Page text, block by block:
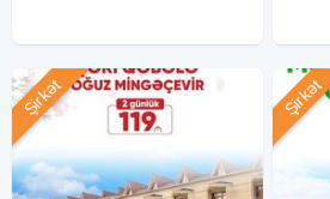
Şirkət Şirkət